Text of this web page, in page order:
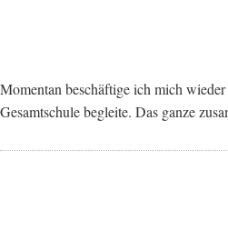
Momentan beschäftige ich mich
Gesamtschule begleite. Das ganze